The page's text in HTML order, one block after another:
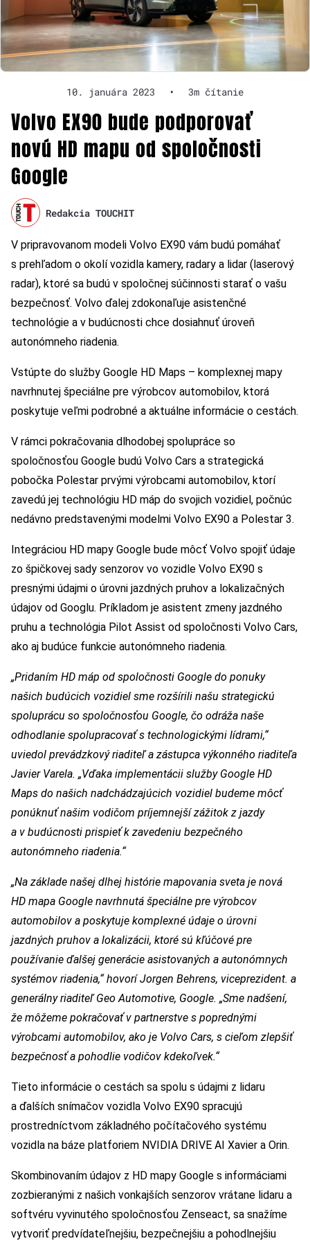
10. januára 2023 • 3m čítanie
Volvo EX90 bude podporovať
novú HD mapu od spoločnosti
Google
Redakcia TOUCHIT
V pripravovanom modeli Volvo EX90 vám budú pomáhať
s prehľadom o okolí vozidla kamery, radary a lidar (laserový
radar), ktoré sa budú v spoločnej súčinnosti starať o vašu
bezpečnosť. Volvo ďalej zdokonaľuje asistenčné
technológie a v budúcnosti chce dosiahnuť úroveň
autonómneho riadenia.
Vstúpte do služby Google HD Maps – komplexnej mapy
navrhnutej špeciálne pre výrobcov automobilov, ktorá
poskytuje veľmi podrobné a aktuálne informácie o cestách.
V rámci pokračovania dlhodobej spolupráce so
spoločnosťou Google budú Volvo Cars a strategická
pobočka Polestar prvými výrobcami automobilov, ktorí
zavedú jej technológiu HD máp do svojich vozidiel, počnúc
nedávno predstavenými modelmi Volvo EX90 a Polestar 3.
Integráciou HD mapy Google bude môcť Volvo spojiť údaje
zo špičkovej sady senzorov vo vozidle Volvo EX90 s
presnými údajmi o úrovni jazdných pruhov a lokalizačných
údajov od Googlu. Príkladom je asistent zmeny jazdného
pruhu a technológia Pilot Assist od spoločnosti Volvo Cars,
ako aj budúce funkcie autonómneho riadenia.
„Pridaním HD máp od spoločnosti Google do ponuky
našich budúcich vozidiel sme rozšírili našu strategickú
spoluprácu so spoločnosťou Google, čo odráža naše
odhodlanie spolupracovať s technologickými lídrami,“
uviedol prevádzkový riaditeľ a zástupca výkonného riaditeľa
Javier Varela. „Vďaka implementácii služby Google HD
Maps do našich nadchádzajúcich vozidiel budeme môcť
ponúknuť našim vodičom príjemnejší zážitok z jazdy
a v budúcnosti prispieť k zavedeniu bezpečného
autonómneho riadenia.“
„Na základe našej dlhej histórie mapovania sveta je nová
HD mapa Google navrhnutá špeciálne pre výrobcov
automobilov a poskytuje komplexné údaje o úrovni
jazdných pruhov a lokalizácii, ktoré sú kľúčové pre
používanie ďalšej generácie asistovaných a autonómnych
systémov riadenia,“ hovorí Jorgen Behrens, viceprezident. a
generálny riaditeľ Geo Automotive, Google. „Sme nadšení,
že môžeme pokračovať v partnerstve s poprednými
výrobcami automobilov, ako je Volvo Cars, s cieľom zlepšiť
bezpečnosť a pohodlie vodičov kdekoľvek.“
Tieto informácie o cestách sa spolu s údajmi z lidaru
a ďalších snímačov vozidla Volvo EX90 spracujú
prostredníctvom základného počítačového systému
vozidla na báze platforiem NVIDIA DRIVE AI Xavier a Orin.
Skombinovaním údajov z HD mapy Google s informáciami
zozbieranými z našich vonkajších senzorov vrátane lidaru a
softvéru vyvinutého spoločnosťou Zenseact, sa snažíme
vytvoriť predvídateľnejšiu, bezpečnejšiu a pohodlnejšiu